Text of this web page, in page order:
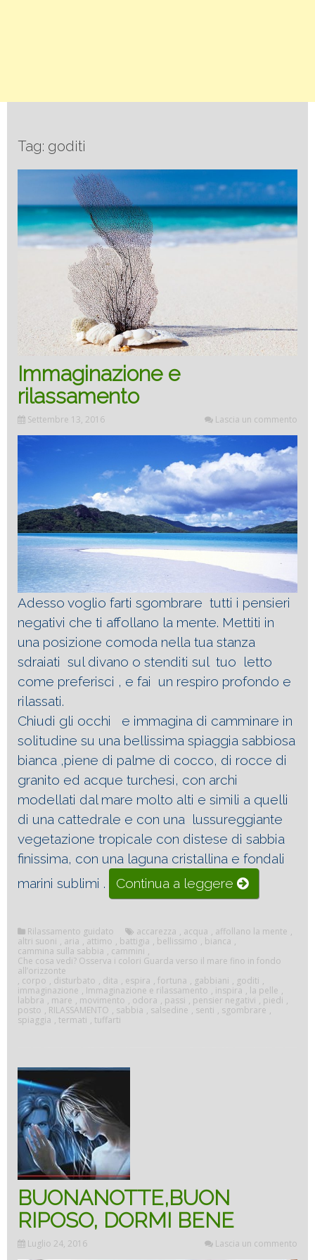
Tag: goditi
Immaginazione e
rilassamento
Settembre 13, 2016 Lascia un commento
Adesso voglio farti sgombrare tutti i pensieri
negativi che ti affollano la mente. Mettiti in
una posizione comoda nella tua stanza
sdraiati sul divano o stenditi sul tuo letto
come preferisci , e fai un respiro profondo e
rilassati.
Chiudi gli occhi e immagina di camminare in
solitudine su una bellissima spiaggia sabbiosa
bianca ,piene di palme di cocco, di rocce di
granito ed acque turchesi, con archi
modellati dal mare molto alti e simili a quelli
di una cattedrale e con una lussureggiante
vegetazione tropicale con distese di sabbia
finissima, con una laguna cristallina e fondali
marini sublimi .
Continua a leggere
e
Rilassamento guidato accarezza , acqua , affollano la mente ,
altri suoni , aria , attimo , battigia , bellissimo , bianca ,
cammina sulla sabbia , cammini ,
Che cosa vedi? Osserva i colori Guarda verso il mare fino in fondo
all’orizzonte
, corpo , disturbato , dita , espira , fortuna , gabbiani , goditi ,
immaginazione , Immaginazione e rilassamento , inspira , la pelle ,
labbra , mare , movimento , odora , passi , pensier negativi , piedi ,
posto , RILASSAMENTO , sabbia , salsedine , senti , sgombrare ,
spiaggia , termati , tuffarti
BUONANOTTE,BUON
RIPOSO, DORMI BENE
Luglio 24, 2016 Lascia un commento